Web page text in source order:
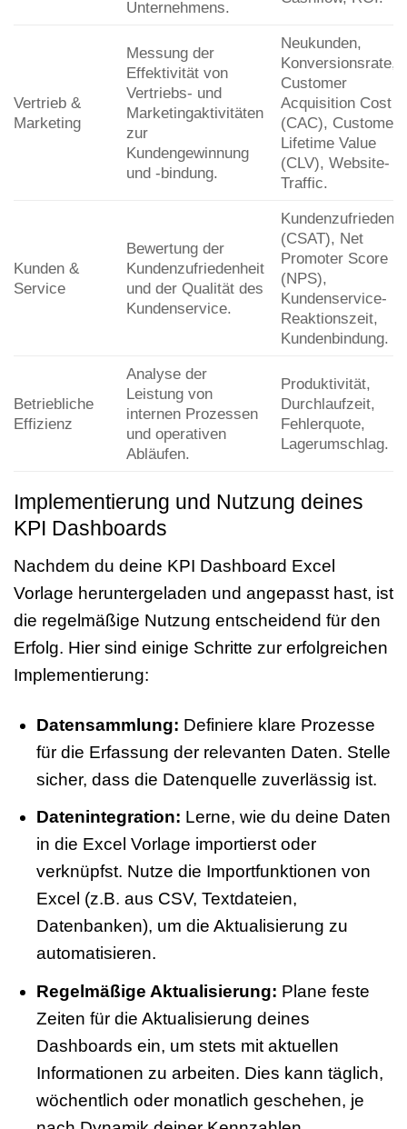
Unternehmens.
Vertrieb &
Marketing
Messung der
Effektivität von
Vertriebs- und
Marketingaktivitäten
zur
Kundengewinnung
und -bindung.
Neukunden,
Konversionsrate,
Customer
Acquisition Cost
(CAC), Customer
Lifetime Value
(CLV), Website-
Traffic.
Kunden &
Service
Bewertung der
Kundenzufriedenheit
und der Qualität des
Kundenservice.
(CSAT), Net
Promoter Score
(NPS),
Kundenservice-
Reaktionszeit,
Kundenbindung.
Betriebliche
Effizienz
Analyse der
Leistung von
internen Prozessen
und operativen
Abläufen.
Produktivität,
Durchlaufzeit,
Fehlerquote,
Lagerumschlag.
Implementierung und Nutzung deines
KPI Dashboards
Nachdem du deine KPI Dashboard Excel
Vorlage heruntergeladen und angepasst hast, ist
die regelmäßige Nutzung entscheidend für den
Erfolg. Hier sind einige Schritte zur erfolgreichen
Implementierung:
Datensammlung: Definiere klare Prozesse
für die Erfassung der relevanten Daten. Stelle
sicher, dass die Datenquelle zuverlässig ist.
Datenintegration: Lerne, wie du deine Daten
in die Excel Vorlage importierst oder
verknüpfst. Nutze die Importfunktionen von
Excel (z.B. aus CSV, Textdateien,
Datenbanken), um die Aktualisierung zu
automatisieren.
Regelmäßige Aktualisierung: Plane feste
Zeiten für die Aktualisierung deines
Dashboards ein, um stets mit aktuellen
Informationen zu arbeiten. Dies kann täglich,
wöchentlich oder monatlich geschehen, je